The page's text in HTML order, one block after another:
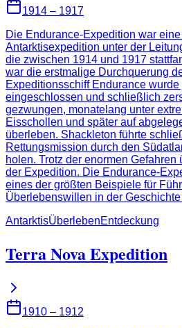
1914 – 1917
Die Endurance-Expedition war
Antarktisexpedition unter der
die zwischen 1914 und 1917
war die erstmalige Durchquerung
Expeditionsschiff Endurance
eingeschlossen und schließlich
gezwungen, monatelang unter
Eisschollen und später auf
überleben. Shackleton führte
Rettungsmission durch den
holen. Trotz der enormen
der Expedition. Die Endurance-
eines der größten Beispiele für
Überlebenswillen in der
AntarktisÜberlebenEntdeckung
Terra Nova Expedition
1910 – 1912